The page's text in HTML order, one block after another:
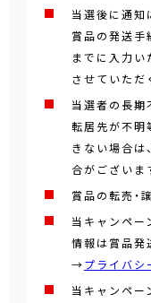
当選後に通知
賞品の発送手
までに入力い
させていただ
当選者の長期
転居先が不明
きない場合は
合がございま
賞品の転売・
当キャンペー
情報は賞品発
→プライバシ
当キャンペー